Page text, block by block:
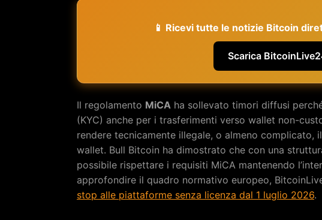
📱 Ricevi tutte le notizie Bitcoin
Scarica
Il regolamento MiCA ha sollevato timori diffusi
(KYC) anche per i trasferimenti verso wallet non-
rendere tecnicamente illegale, o almeno complicato,
wallet. Bull Bitcoin ha dimostrato che con una
possibile rispettare i requisiti MiCA mantenendo
approfondire il quadro normativo europeo,
stop alle piattaforme senza licenza dal 1 luglio 2026.